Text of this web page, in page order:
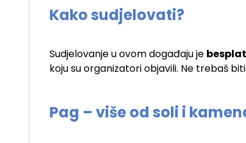
Kako sudjelovati?
Sudjelovanje u ovom događaju je
koju su organizatori objavili. Ne trebaš
Pag – više od soli i